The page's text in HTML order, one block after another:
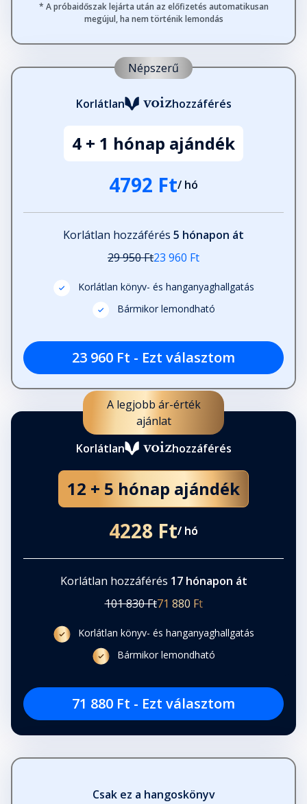
Ügyesség
Fejezet hossza: 00:01:23
Fejezet hossza: 00:01:24
Figyelem
Fejezet hossza: 00:01:26
Álmok
Fejezet hossza: 00:01:10
Boldogság
Fejezet hossza: 00:01:28
Felelősségvállalás
Fejezet hossza: 00:01:03
Szépség
Fejezet hossza: 00:00:55
Fejezet hossza: 00:01:55
* A próbaidőszak lejárta után az előfizetés automatikusan
megújul, ha nem történik lemondás
Népszerű
Korlátlan hozzáférés
4 + 1 hónap ajándék
4792 Ft/ hó
Korlátlan hozzáférés 5 hónapon át
29 950 Ft23 960 Ft
Korlátlan könyv- és hanganyaghallgatás
Bármikor lemondható
23 960 Ft - Ezt választom
A legjobb ár-érték
ajánlat
Korlátlan
hozzáférés
12 + 5 hónap ajándék
4228 Ft/ hó
Korlátlan hozzáférés 17 hónapon át
101 830 Ft71 880 Ft
Korlátlan könyv- és hanganyaghallgatás
Bármikor lemondható
71 880 Ft - Ezt választom
Csak ez a hangoskönyv